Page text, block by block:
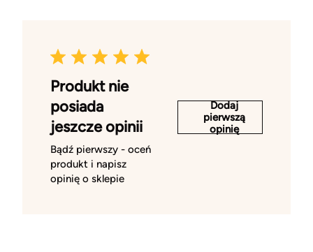
Produkt nie
posiada
jeszcze opinii
Bądź pierwszy - oceń
produkt i napisz
opinię o sklepie
Dodaj
pierwszą
opinię